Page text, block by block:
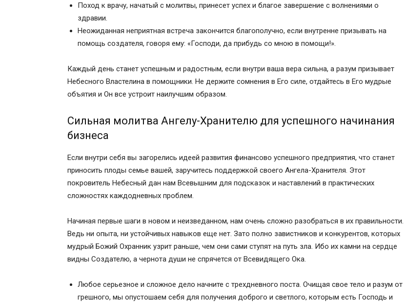
Поход к врачу, начатый с молитвы, принесет успех и благое завершение с волнениями о
здравии.
Неожиданная неприятная встреча закончится благополучно, если внутренне призывать на
помощь создателя, говоря ему: «Господи, да прибудь со мною в помощи!».
Каждый день станет успешным и радостным, если внутри ваша вера сильна, а разум призывает
Небесного Властелина в помощники. Не держите сомнения в Его силе, отдайтесь в Его мудрые
объятия и Он все устроит наилучшим образом.
Сильная молитва Ангелу-Хранителю для успешного начинания
бизнеса
Если внутри себя вы загорелись идеей развития финансово успешного предприятия, что станет
приносить плоды семье вашей, заручитесь поддержкой своего Ангела-Хранителя. Этот
покровитель Небесный дан нам Всевышним для подсказок и наставлений в практических
сложностях каждодневных проблем.
Начиная первые шаги в новом и неизведанном, нам очень сложно разобраться в их правильности.
Ведь ни опыта, ни устойчивых навыков еще нет. Зато полно завистников и конкурентов, которых
мудрый Божий Охранник узрит раньше, чем они сами ступят на путь зла. Ибо их камни на сердце
видны Создателю, а чернота души не спрячется от Всевидящего Ока.
Любое серьезное и сложное дело начните с трехдневного поста. Очищая свое тело и разум от
грешного, мы опустошаем себя для получения доброго и светлого, которым есть Господь и